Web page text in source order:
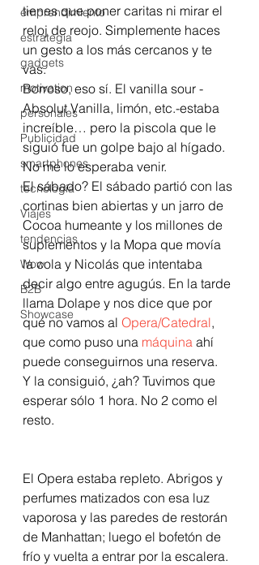
emprendimiento
estrategia
gadgets
motivation
personales
Publicidad
smartphones
tecnología
Viajes
tendencias
Wow
B2B
Showcase
tienes que poner caritas ni mirar el
reloj de reojo. Simplemente haces
un gesto a los más cercanos y te
vas.
Borroso, eso sí. El vanilla sour -
Absolut Vanilla, limón, etc.-estaba
increíble… pero la piscola que le
siguió fue un golpe bajo al hígado.
No me lo esperaba venir.
El sábado? El sábado partió con las
cortinas bien abiertas y un jarro de
Cocoa humeante y los millones de
suplementos y la Mopa que movía
la cola y Nicolás que intentaba
decir algo entre agugús. En la tarde
llama Dolape y nos dice que por
qué no vamos al Opera/Catedral,
que como puso una máquina ahí
puede conseguirnos una reserva.
Y la consiguió, ¿ah? Tuvimos que
esperar sólo 1 hora. No 2 como el
resto.
El Opera estaba repleto. Abrigos y
perfumes matizados con esa luz
vaporosa y las paredes de restorán
de Manhattan; luego el bofetón de
frío y vuelta a entrar por la escalera.